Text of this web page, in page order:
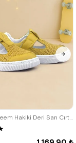
Rakerplus Bheem Hakiki Deri Sarı Cırtlı Bebek Sneaker Sandalet